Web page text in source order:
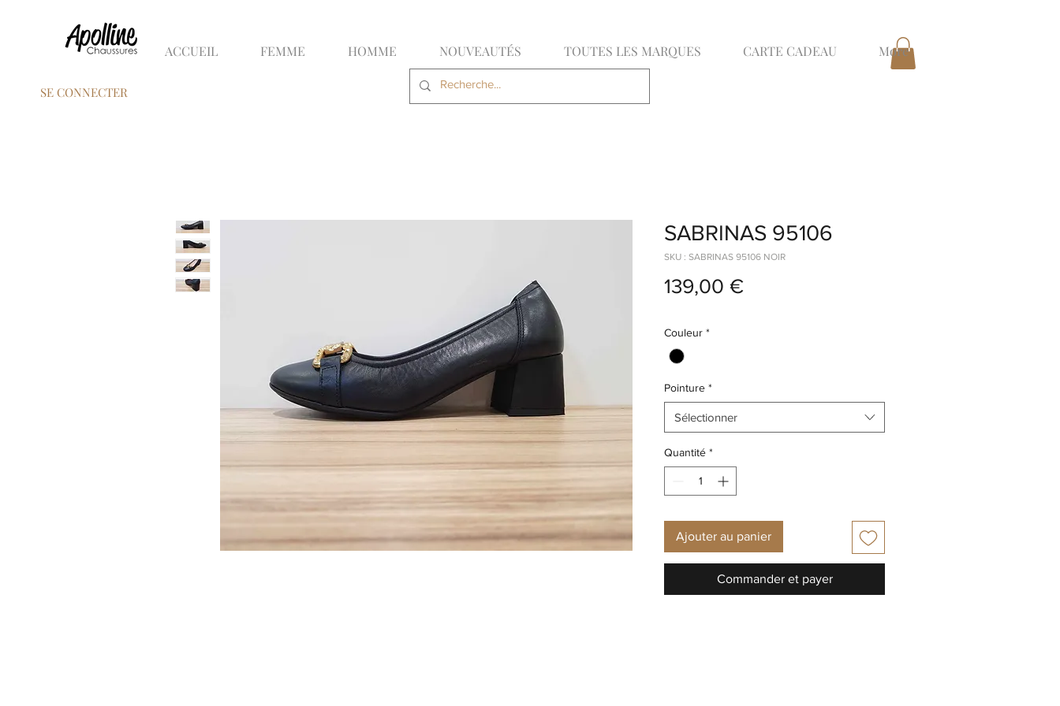
ACCUEIL FEMME HOMME NOUVEAUTÉS TOUTES LES MARQUES CARTE CADEAU More
SE CONNECTER
SABRINAS 95106
SKU : SABRINAS 95106 NOIR
139,00 €Prix
Couleur *
Pointure *
Sélectionner
Quantité *
Ajouter au panier
Commander et payer